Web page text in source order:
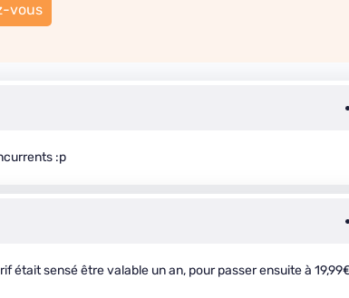
vous
:p
était sensé être valable un an, pour passer ensuite à